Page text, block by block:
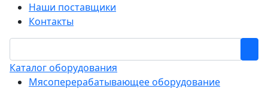
Наши поставщики
Контакты
Каталог оборудования
Мясоперерабатывающее оборудование